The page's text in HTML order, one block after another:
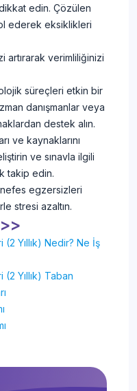
edin. Çözülen
ederek eksiklikleri
artırarak verimliliğinizi
süreçleri etkin bir
danışmanlar veya
destek alın.
ve kaynaklarını
ve sınavla ilgili
takip edin.
egzersizleri
stresi azaltın.
(2 Yıllık) Nedir? Ne İş
(2 Yıllık) Taban